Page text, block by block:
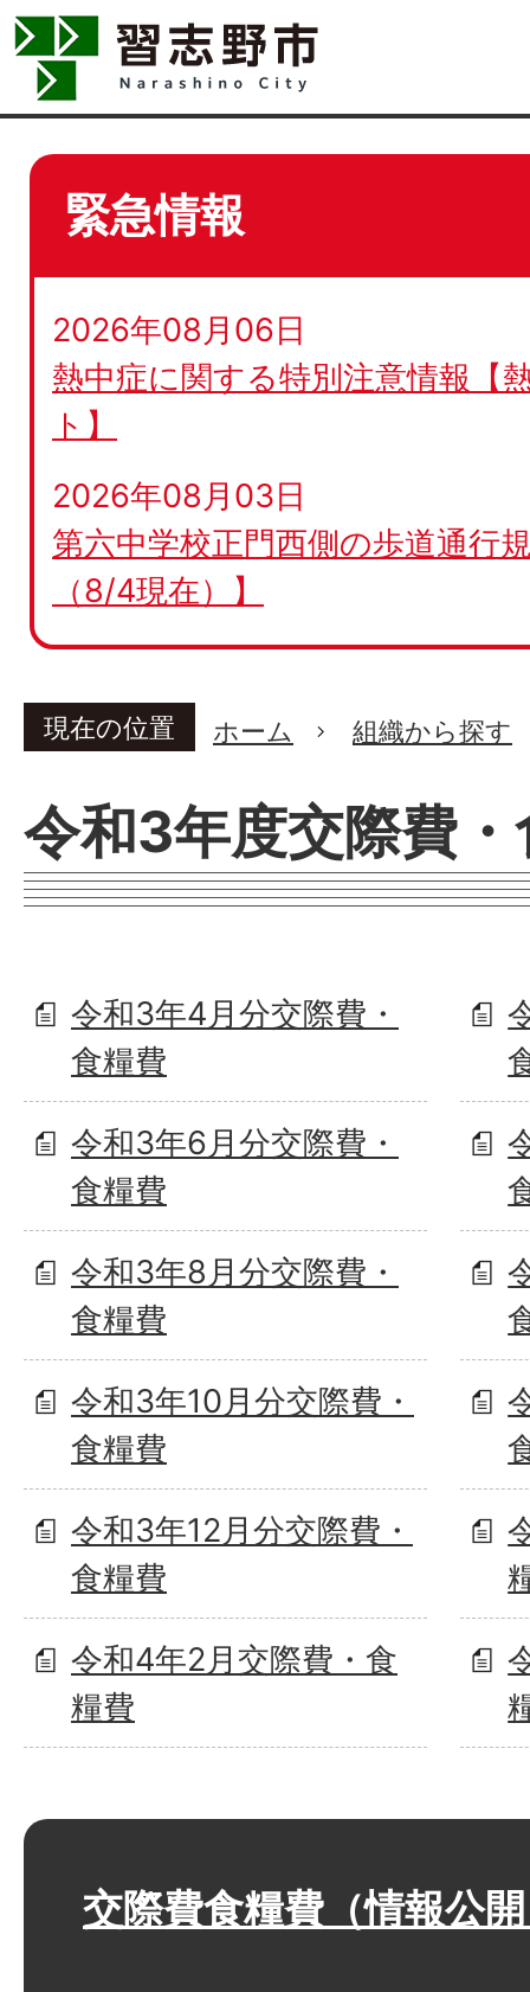
緊急情報
2026年08月06日
熱中症に関する特別注意情報【
ト】
2026年08月03日
第六中学校正門西側の歩道通行
（8/4現在）】
現在の位置 ホーム 組織から探す
令和3年度交際費・
令和3年4月分交際費・
食糧費
令和3年6月分交際費・
食糧費
令和3年8月分交際費・
食糧費
令和3年10月分交際費・
食糧費
令和3年12月分交際費・
食糧費
令和4年2月交際費・食
糧費
交際費食糧費（情報公